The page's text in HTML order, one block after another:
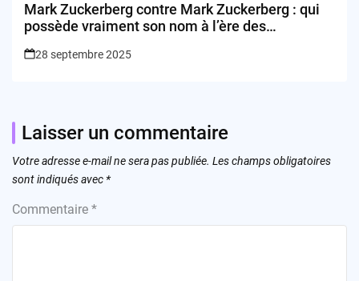
Mark Zuckerberg contre Mark Zuckerberg : qui
possède vraiment son nom à l’ère des
28 septembre 2025
Laisser un commentaire
Votre adresse e-mail ne sera pas publiée. Les champs obligatoires
sont indiqués avec *
Commentaire *